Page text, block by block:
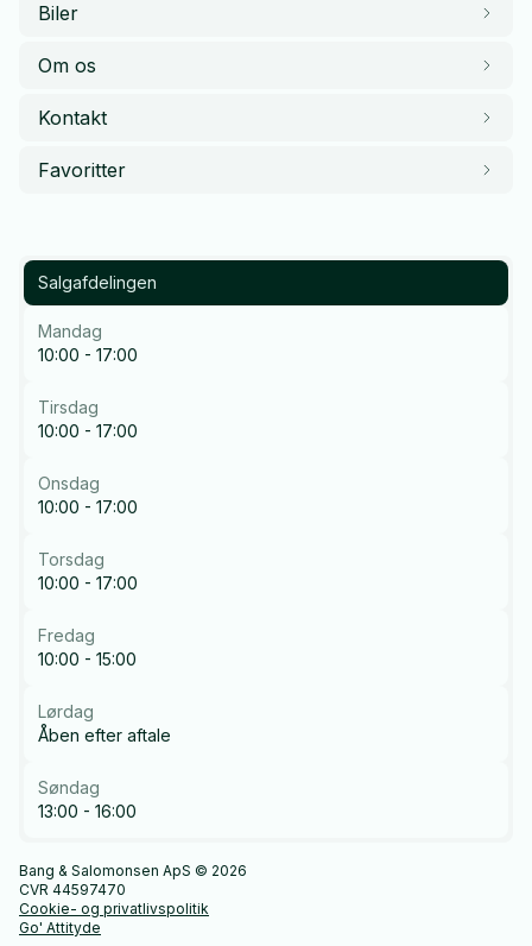
Biler
Om os
Kontakt
Favoritter
Salgafdelingen
Mandag
10:00 - 17:00
Tirsdag
10:00 - 17:00
Onsdag
10:00 - 17:00
Torsdag
10:00 - 17:00
Fredag
10:00 - 15:00
Lørdag
Åben efter aftale
Søndag
13:00 - 16:00
Bang & Salomonsen ApS © 2026
CVR 44597470
Cookie- og privatlivspolitik
Go' Attityde